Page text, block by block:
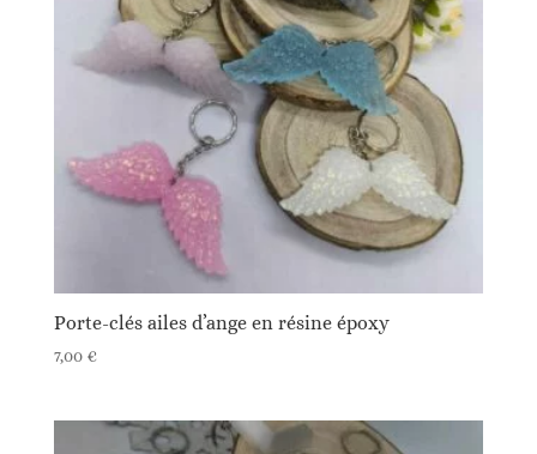
ancien
Porte-clés ailes d’ange en résine époxy
7,00 €